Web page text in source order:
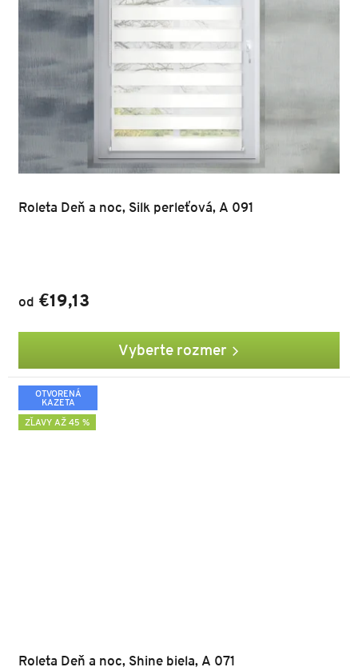
Roleta Deň a noc, Silk perleťová, A 091
od €19,13
Vyberte rozmer
OTVORENÁ
KAZETA
ZĽAVY AŽ 45 %
Roleta Deň a noc, Shine biela, A 071